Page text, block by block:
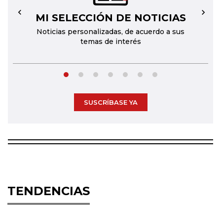
MI SELECCIÓN DE NOTICIAS
Noticias personalizadas, de acuerdo a sus
temas de interés
← →
SUSCRÍBASE YA
TENDENCIAS